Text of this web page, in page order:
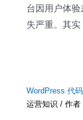
台因用户体
失严重。其
WordPress 代
运营知识 / 作者